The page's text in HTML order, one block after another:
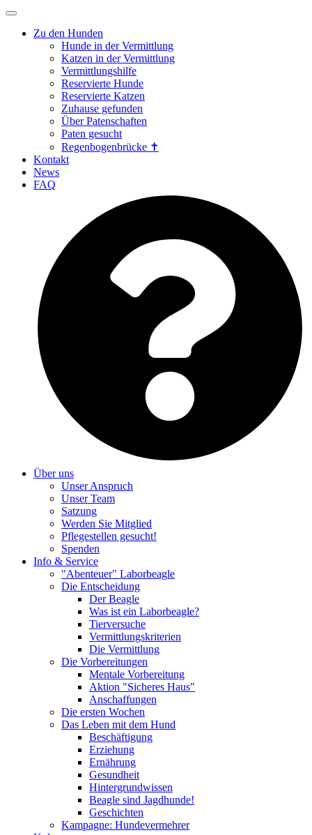
Zu den Hunden
Hunde in der Vermittlung
Katzen in der Vermittlung
Vermittlungshilfe
Reservierte Hunde
Reservierte Katzen
Zuhause gefunden
Über Patenschaften
Paten gesucht
Regenbogenbrücke ✝
Kontakt
News
FAQ
Über uns
Unser Anspruch
Unser Team
Satzung
Werden Sie Mitglied
Pflegestellen gesucht!
Spenden
Info & Service
"Abenteuer" Laborbeagle
Die Entscheidung
Der Beagle
Was ist ein Laborbeagle?
Tierversuche
Vermittlungskriterien
Die Vermittlung
Die Vorbereitungen
Mentale Vorbereitung
Aktion "Sicheres Haus"
Anschaffungen
Die ersten Wochen
Das Leben mit dem Hund
Beschäftigung
Erziehung
Ernährung
Gesundheit
Hintergrundwissen
Beagle sind Jagdhunde!
Geschichten
Kampagne: Hundevermehrer